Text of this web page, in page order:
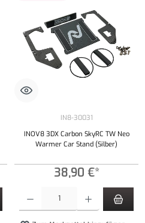
IN8-30031
INOV8 3DX Carbon SkyRC TW Neo
Warmer Car Stand (Silber)
38,90 €*